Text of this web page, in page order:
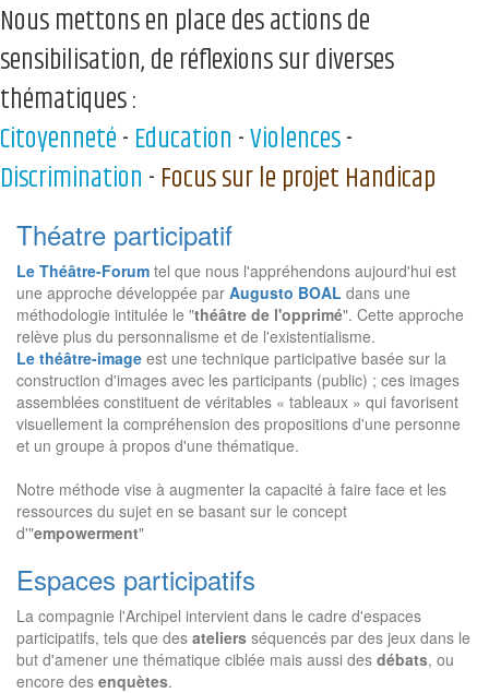
Nous mettons en place des actions de
sensibilisation, de réflexions sur diverses
thématiques :
Citoyenneté- Education -Violences-
Discrimination - Focus sur le projet Handicap
Théatre participatif
Le Théâtre-Forum tel que nous l'appréhendons aujourd'hui est
une approche développée par Augusto BOAL dans une
méthodologie intitulée le "théâtre de l'opprimé". Cette approche
relève plus du personnalisme et de l'existentialisme.
Le théâtre-image est une technique participative basée sur la
construction d'images avec les participants (public) ; ces images
assemblées constituent de véritables « tableaux » qui favorisent
visuellement la compréhension des propositions d'une personne
et un groupe à propos d'une thématique.
Notre méthode vise à augmenter la capacité à faire face et les
ressources du sujet en se basant sur le concept
d'"empowerment"
Espaces participatifs
La compagnie l'Archipel intervient dans le cadre d'espaces
participatifs, tels que des ateliers ​séquencés par des jeux dans le
but d'amener une thématique ciblée mais aussi des débats, ou
encore des enquètes.